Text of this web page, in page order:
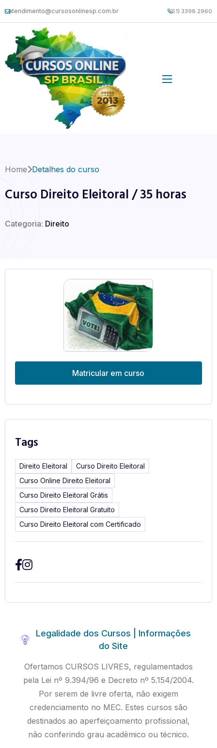
atendimento@cursosonlinesp.com.br (51) 3398.2960
Home Detalhes do curso
Curso Direito Eleitoral / 35 horas
Categoria: Direito
Legalidade dos Cursos | Informações
do Site
Ofertamos CURSOS LIVRES, regulamentados
pela Lei nº 9.394/96 e Decreto nº 5.154/2004.
Por serem de livre oferta, não exigem
credenciamento no MEC. Estes cursos são
destinados ao aperfeiçoamento profissional,
não conferindo grau acadêmico ou técnico.
Matricular em curso
Tags
Direito Eleitoral
Curso Direito Eleitoral
Curso Online Direito Eleitoral
Curso Direito Eleitoral Grátis
Curso Direito Eleitoral Gratuito
Curso Direito Eleitoral com Certificado